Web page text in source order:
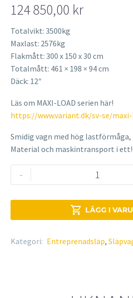
124 850,00 kr
Totalvikt: 3500kg
Maxlast: 2576kg
Flakmått: 300 x 150 x 30 cm
Totalmått: 461 ​​​​​× 198 × 94 cm
Däck: 12″
Läs om MAXI-LOAD serien här!
https://www.variant.dk/sv-se/
Smidig vagn med hög
Material och maskintransport i ett!
-
VARIANT
3515
mängd
 LÄGG I
Kategori: Entreprenadsläp,